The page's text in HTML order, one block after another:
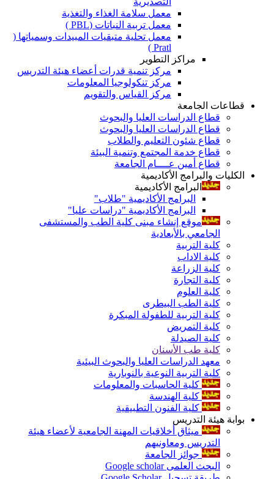
معمل سلامة الغذاء والتغذية
معمل تربية النباتات (PBL )
معمل تحلية متبقيات المبيدات وسمياتها (
Pratl )
مراكز التطوير
مركز تنمية قدرات أعضاء هيئة التدريس
مركز تنكولوجيا المعلومات
مركز القياس والتقويم
قطاعات الجامعة
قطاع الدراسات العليا والبحوث
قطاع الدراسات العليا والبحوث
قطاع شئون التعليم والطلاب
قطاع خدمة المجتمع وتنمية البيئة
قطاع أمين عــــام الجامعة
الكليات والبرامج الأكاديمية
البرامج الأكاديمية
البرامج الأكاديمية "طلاب"
البرامج الأكاديمية "دراسات عليا"
موقع إنشاء مبنى كلية الطب والمستشفى
الجامعي بالأبعادية
كلية التربية
كلية الاداب
كلية الزراعة
كلية التجارة
كلية العلوم
كلية الطب البيطرى
كلية التربية للطفولة المبكرة
كلية التمريض
كلية الصيدلة
كلية طب الأسنان
معهد الدراسات العليا والبحوث البيئية
كلية التربية النوعية بالنوبارية
كلية الحاسبات والمعلومات
كلية الهندسة
كلية الفنون التطبيقية
بوابة هيئة التدريس
ميثاق أخلاقيات المهنة الجامعية لأعضاء هيئة
التدريس ومعاونيهم
جوائز الجامعة
البحث العلمى Google scholar